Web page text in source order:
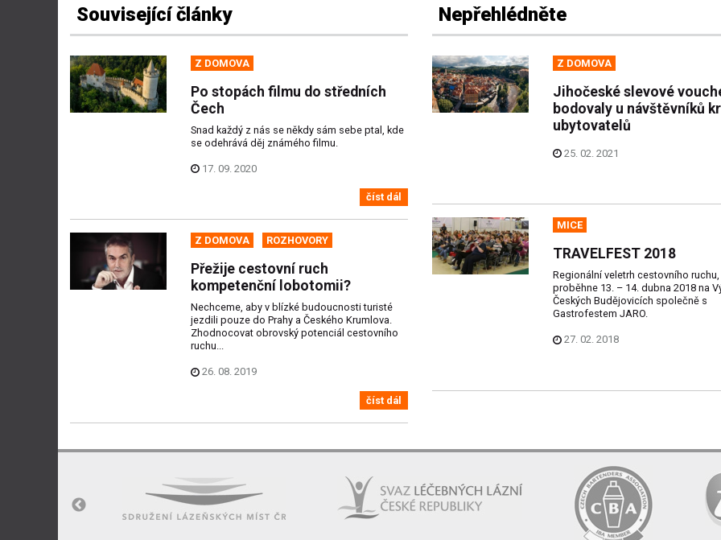
Související články
Z DOMOVA
Po stopách filmu do středních
Čech
Snad každý z nás se někdy sám sebe ptal, kde
se odehrává děj známého filmu.
17. 09. 2020
číst dál
Z DOMOVA ROZHOVORY
Přežije cestovní ruch
kompetenční lobotomii?
Nechceme, aby v blízké budoucnosti turisté
jezdili pouze do Prahy a Českého Krumlova.
Zhodnocovat obrovský potenciál cestovního
ruchu...
26. 08. 2019
číst dál
Nepřehlédněte
Z DOMOVA
Jihočeské slevové
bodovaly u návštěvníků
ubytovatelů
25. 02. 2021
MICE
TRAVELFEST 2018
Regionální veletrh cestovního ruchu,
proběhne 13. – 14. dubna 2018 na
Českých Budějovicích společně s
Gastrofestem JARO.
27. 02. 2018